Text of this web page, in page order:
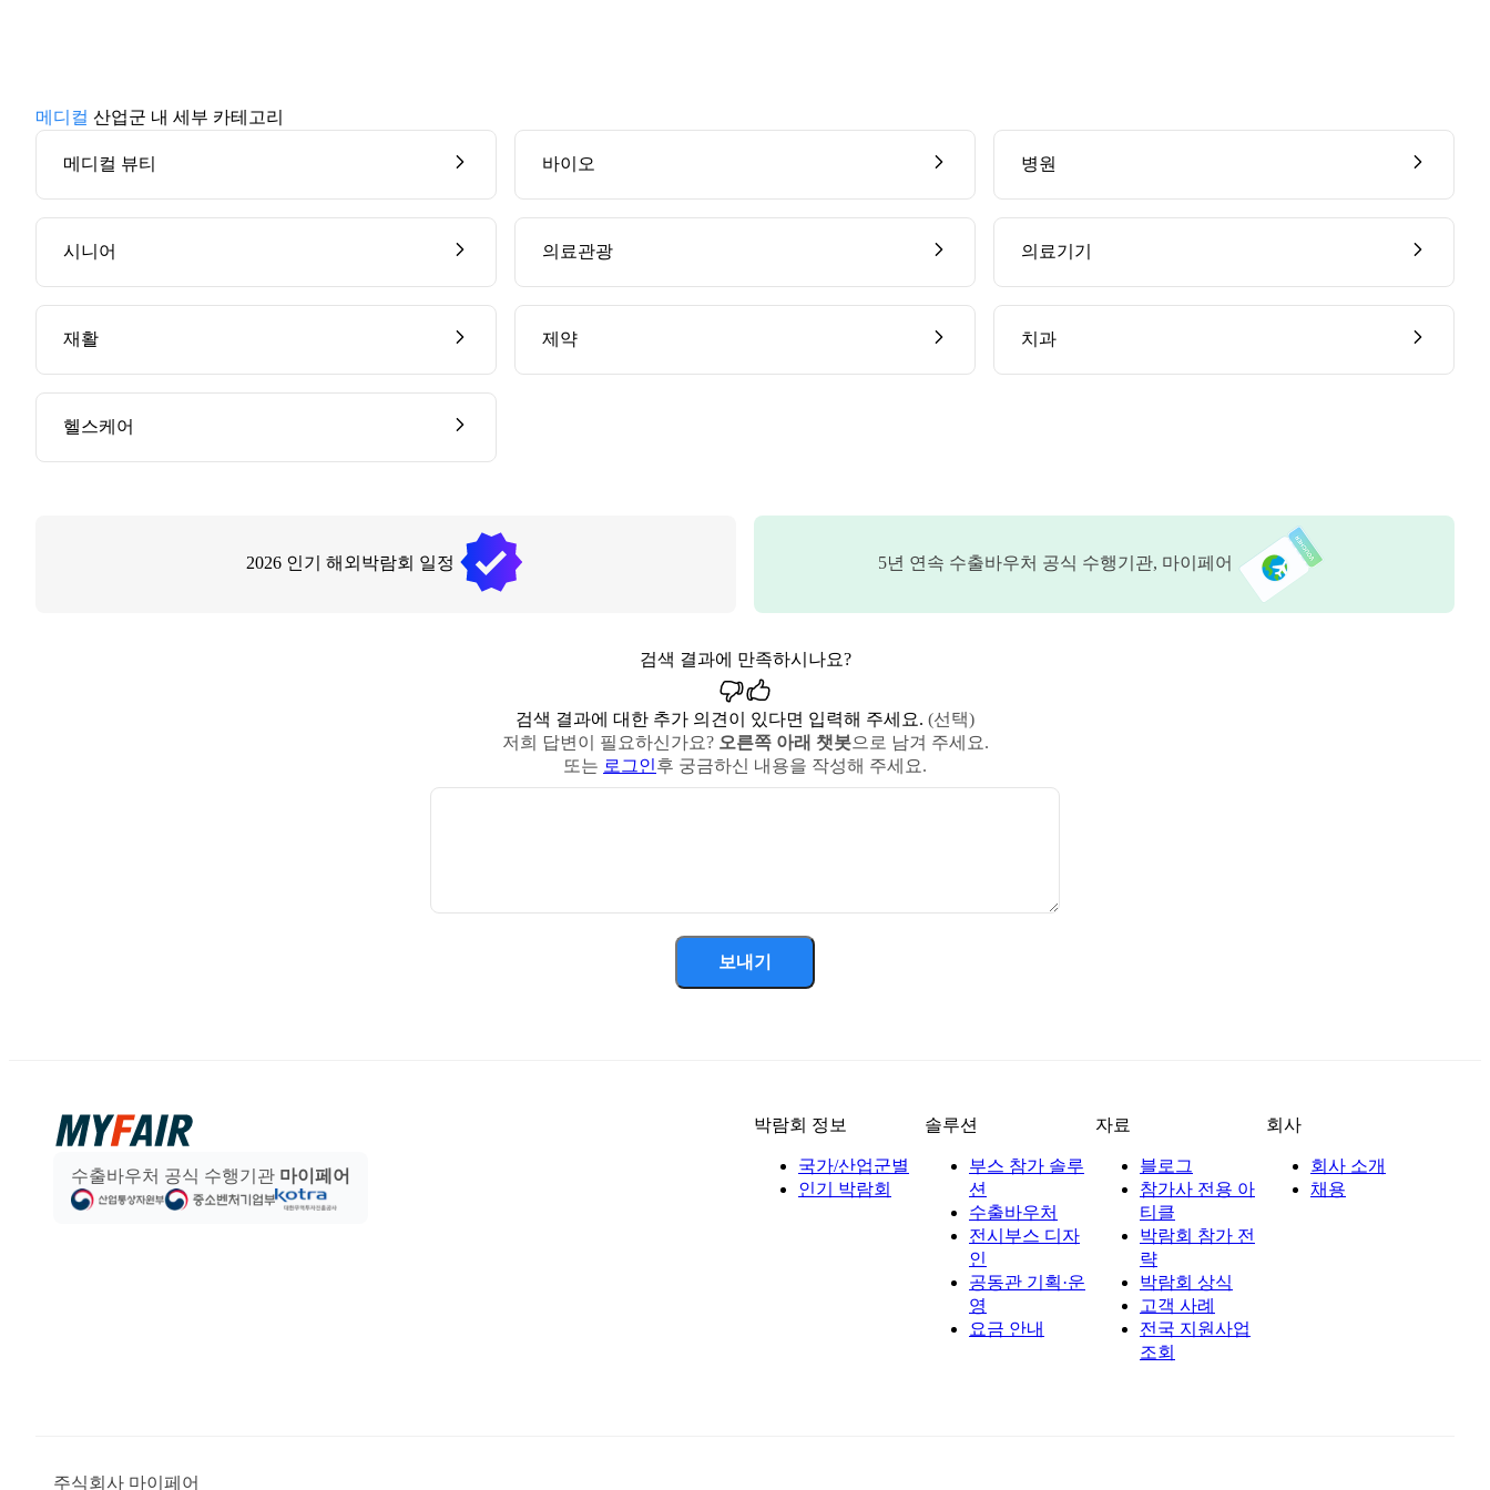
메디컬 산업군 내 세부 카테고리
메디컬 뷰티 바이오 병원
시니어 의료관광 의료기기
재활 제약 치과
헬스케어
2026 인기 해외박람회 일정 5년 연속 수출바우처 공식 수행기관, 마이페어
검색 결과에 만족하시나요?
검색 결과에 대한 추가 의견이 있다면 입력해 주세요. (선택)
저희 답변이 필요하신가요? 오른쪽 아래 챗봇으로 남겨 주세요.
또는 로그인후 궁금하신 내용을 작성해 주세요.
보내기
수출바우처 공식 수행기관 마이페어
박람회 정보
국가/산업군별
인기 박람회
솔루션
부스 참가 솔루
션
수출바우처
전시부스 디자
인
공동관 기획·운
영
요금 안내
자료
블로그
참가사 전용 아
티클
박람회 참가 전
략
박람회 상식
고객 사례
전국 지원사업
조회
회사
회사 소개
채용
주식회사 마이페어